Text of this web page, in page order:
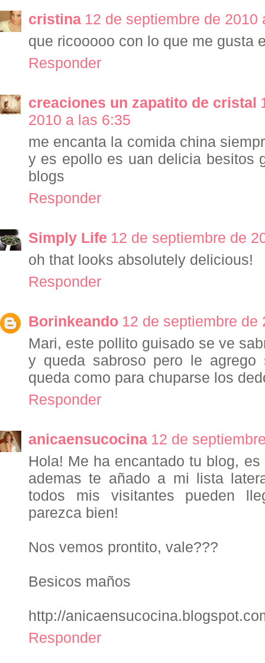
cristina 12 de septiembre de 2010
que ricooooo con lo que me gusta
Responder
creaciones un zapatito de cristal
2010 a las 6:35
me encanta la comida china
y es epollo es uan delicia besitos
blogs
Responder
Simply Life 12 de septiembre de
oh that looks absolutely delicious!
Responder
Borinkeando 12 de septiembre de
Mari, este pollito guisado se ve
y queda sabroso pero le
queda como para chuparse los
Responder
anicaensucocina 12 de
Hola! Me ha encantado tu blog,
ademas te añado a mi lista
todos mis visitantes pueden
parezca bien!
Nos vemos prontito, vale???
Besicos maños
http://
Responder